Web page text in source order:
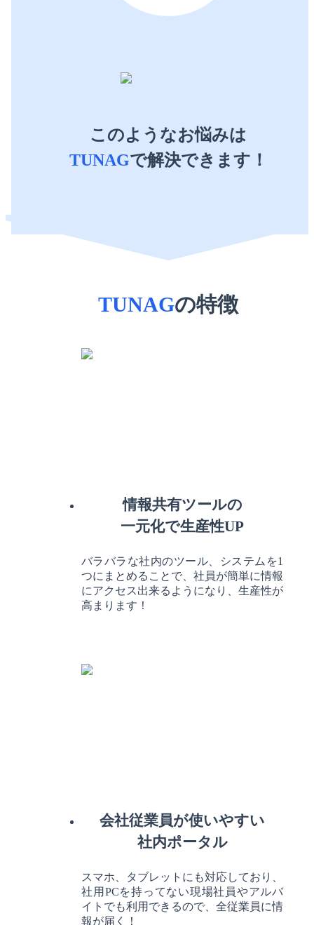
このようなお悩みは
TUNAGで解決できます！
TUNAGの特徴
情報共有ツールの
一元化で生産性UP
バラバラな社内のツール、システムを1
つにまとめることで、社員が簡単に情報
にアクセス出来るようになり、生産性が
高まります！
会社従業員が使いやすい
社内ポータル
スマホ、タブレットにも対応しており、
社用PCを持ってない現場社員やアルバ
イトでも利用できるので、全従業員に情
報が届く！